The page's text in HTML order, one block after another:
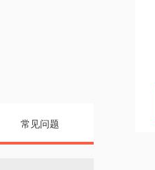
常见问题